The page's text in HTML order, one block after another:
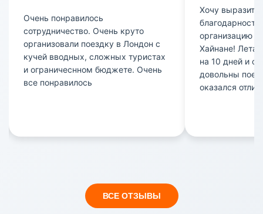
Очень понравилось
сотрудничество. Очень круто
организовали поездку в Лондон с
кучей вводных, сложных туристах
и ограничеснном бюджете. Очень
все понравилось
Хочу
благодарность
организацию
Хайнане!
на 10 дней и
довольны
оказался
забот.
ВСЕ ОТЗЫВЫ